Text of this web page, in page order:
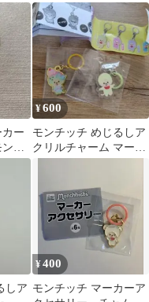
サリー バナナ おしゃ
ぶり
ー
チ
¥600
モンチッチ めじるしア
クリルチャーム マーカ
しア
¥400
モンチッチ マーカーア